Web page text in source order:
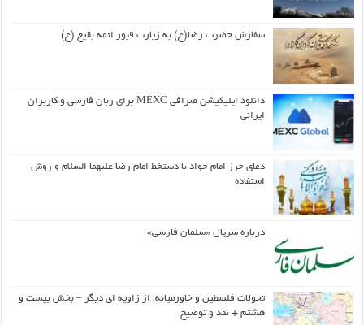
سفارش حضرت رضا(ع) به زیارت قبور ائمه بقیع (ع)
دانلود اپلیکیشن صرافی MEXC برای زبان فارسی و کاربران
ایرانی
دعای حرز امام جواد با دستخط امام رضا علیهما السلام و روش
استفاده
درباره سریال «سلمان فارسی»
تحولات فلسطین و خاورمیانه، از زاویه ای دیگر – بخش بیست و
هشتم + نقد و توضیح